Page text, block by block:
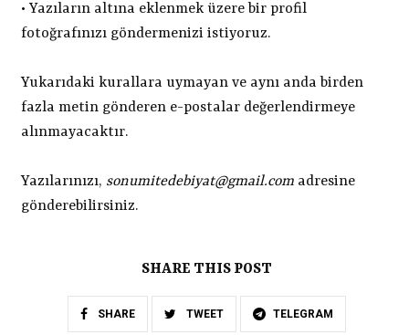
• Yazıların altına eklenmek üzere bir profil
fotoğrafınızı göndermenizi istiyoruz.
Yukarıdaki kurallara uymayan ve aynı anda birden
fazla metin gönderen e-postalar değerlendirmeye
alınmayacaktır.
Yazılarınızı, sonumitedebiyat@gmail.com adresine
gönderebilirsiniz.
SHARE THIS POST
SHARE TWEET TELEGRAM